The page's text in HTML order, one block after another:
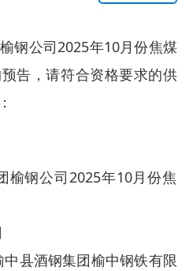
钢公司2025年10月份焦煤
告，请符合资格要求的供
榆钢公司2025年10月份焦
中县酒钢集团榆中钢铁有限